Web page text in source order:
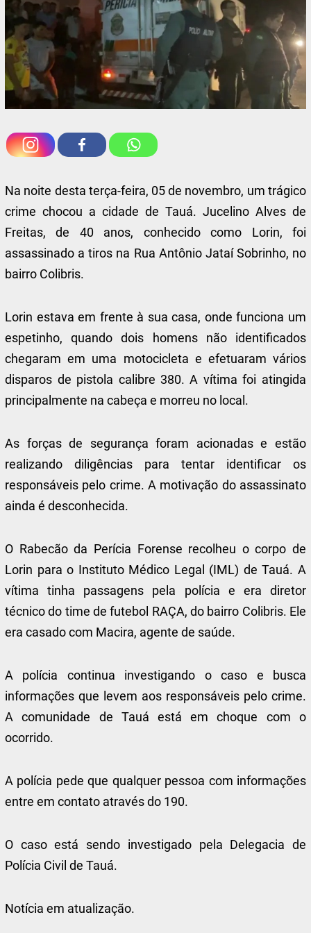
Na noite desta terça-feira, 05 de novembro, um trágico
crime chocou a cidade de Tauá. Jucelino Alves de
Freitas, de 40 anos, conhecido como Lorin, foi
assassinado a tiros na Rua Antônio Jataí Sobrinho, no
bairro Colibris.
Lorin estava em frente à sua casa, onde funciona um
espetinho, quando dois homens não identificados
chegaram em uma motocicleta e efetuaram vários
disparos de pistola calibre 380. A vítima foi atingida
principalmente na cabeça e morreu no local.
As forças de segurança foram acionadas e estão
realizando diligências para tentar identificar os
responsáveis pelo crime. A motivação do assassinato
ainda é desconhecida.
O Rabecão da Perícia Forense recolheu o corpo de
Lorin para o Instituto Médico Legal (IML) de Tauá. A
vítima tinha passagens pela polícia e era diretor
técnico do time de futebol RAÇA, do bairro Colibris. Ele
era casado com Macira, agente de saúde.
A polícia continua investigando o caso e busca
informações que levem aos responsáveis pelo crime.
A comunidade de Tauá está em choque com o
ocorrido.
A polícia pede que qualquer pessoa com informações
entre em contato através do 190.
O caso está sendo investigado pela Delegacia de
Polícia Civil de Tauá.
Notícia em atualização.